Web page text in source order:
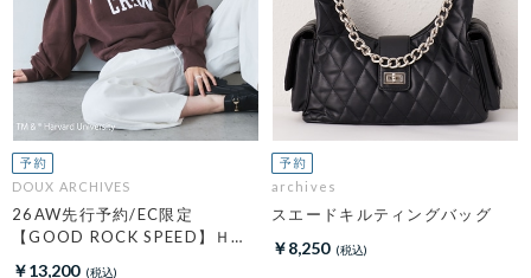
DOUX ARCHIVES
26AW先行予約/EC限定
【GOOD ROCK SPEED】ＨＡ
￥13,200
archives
スエードキルティングバッグ
￥8,250